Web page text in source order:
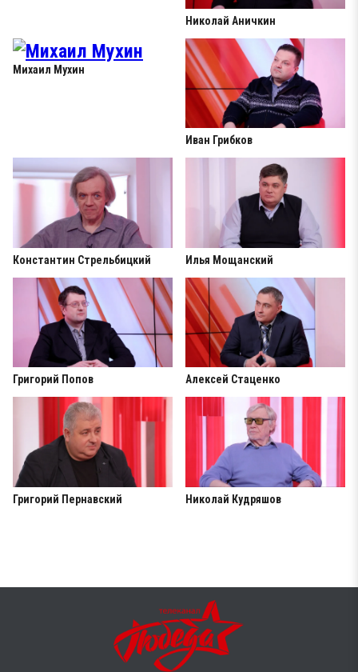
Николай Аничкин
Михаил Мухин
Иван Грибков
Константин Стрельбицкий Илья Мощанский
Григорий Попов Алексей Стаценко
Григорий Пернавский Николай Кудряшов